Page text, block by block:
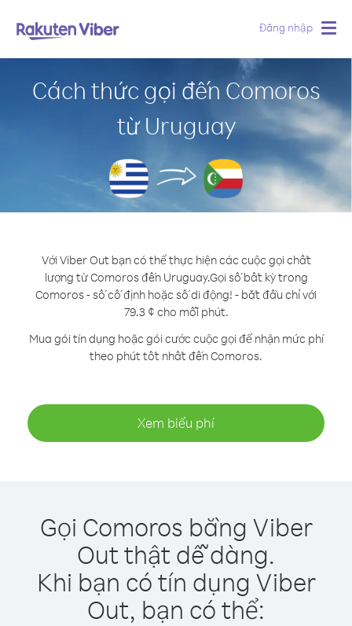
Đăng nhập
Cách thức gọi đến Comoros
từ Uruguay
Với Viber Out bạn có thể thực hiện các cuộc gọi chất
lượng từ Comoros đến Uruguay.Gọi số bất kỳ trong
Comoros - số cố định hoặc số di động! - bắt đầu chỉ với
79.3 ¢ cho mỗi phút.
Mua gói tín dụng hoặc gói cước cuộc gọi để nhận mức phí
theo phút tốt nhất đến Comoros.
Xem biểu phí
Gọi Comoros bằng Viber
Out thật dễ dàng.
Khi bạn có tín dụng Viber
Out, bạn có thể: